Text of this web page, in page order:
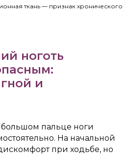
ткань — признак хронического
ноготь
и
пальце ноги
На начальной
при ходьбе, но